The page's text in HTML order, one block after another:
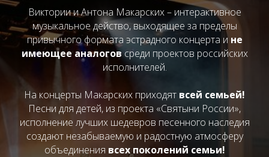
Виктории и Антона Макарских – интерактивное
музыкальное действо, выходящее за пределы
привычного формата эстрадного концерта и не
имеющее аналоговсреди проектов российских
исполнителей.
На концерты Макарских приходят всей семьей!
Песни для детей, из проекта «Святыни России»,
исполнение лучших шедевров песенного наследия
создают незабываемую и радостную атмосферу
объединения всех поколений семьи!